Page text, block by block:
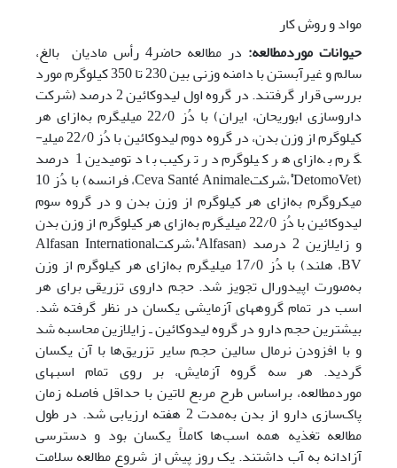
مواد و روش کار
حیوانات مورد‌مطالعه:
در مطالعه حاضر4 رأس مادیان بالغ،
سالم و غیر‌آبستن با دامنه وزنی بین 230 تا 350 کیلوگرم مورد
بررسی قرار گرفتند. در گروه اول لیدوکائین 2 درصد (شرکت
داروسازی ابوریحان، ایران) با دُز 22/0 میلی­گرم به‌ازای هر
کیلوگرم از وزن بدن، در گروه دوم لیدوکائین با دُز 22/0 میلی­
گرم به‌ازای هر کیلوگرم در ترکیب با دتومیدین 1 درصد
(DetomoVet
®
،شرکتCeva Santé Animale، فرانسه) با دُز 10
میکروگرم به‌ازای هر کیلوگرم از وزن بدن و در گروه سوم
لیدوکائین با دُز 22/0 میلی­گرم به‌ازای هر کیلوگرم از وزن بدن
و زایلازین 2 درصد (Alfasan
®
،شرکتAlfasan International
BV، هلند) با دُز 17/0 میلی­گرم به‌ازای هر کیلوگرم از وزن
به‌صورت اپیدورال تجویز شد. حجم داروی تزریقی برای هر
اسب­ در تمام گروه­های آزمایشی یکسان در نظر گرفته شد.
بیشترین حجم دارو در گروه لیدوکائین ـ زایلازین محاسبه شد
و با افزودن نرمال سالین حجم سایر تزریق‌ها با آن یکسان
گردید. هر سه گروه آزمایش، بر روی تمام اسب­های
مورد‌مطالعه، براساس طرح مربع لاتین با حداقل فاصله زمان
پاک‌سازی دارو از بدن به‌مدت 2 هفته ارزیابی شد. در طول
مطالعه تغذیه همه اسب‌­ها کاملاً یکسان بود و دسترسی
آزادانه به آب داشتند. یک روز پیش از شروع مطالعه سلامت